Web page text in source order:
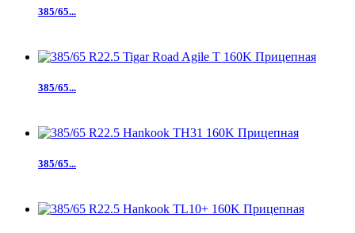
385/65...
385/65...
385/65...